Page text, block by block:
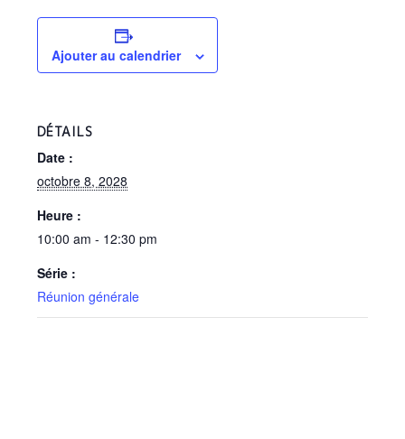
Ajouter au calendrier
DÉTAILS
Date :
octobre 8, 2028
Heure :
10:00 am - 12:30 pm
Série :
Réunion générale